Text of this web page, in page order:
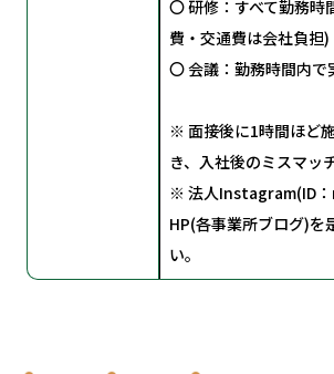
〇 研修：すべて勤務時
費・交通費は会社負担)
〇 会議：勤務時間内で
※ 面接後に1時間ほど
き、入社後のミスマッ
※ 法人Instagram(ID：
HP(各事業所ブログ)を
い。